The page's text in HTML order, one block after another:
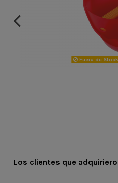
Fuera de Stock
Los clientes que